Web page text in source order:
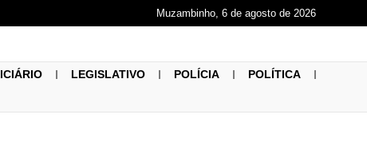
Muzambinho, 6 de agosto de 2026
LEGISLATIVO POLÍCIA
POLÍTICA